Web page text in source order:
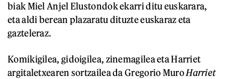
biak Miel Anjel Elustondok ekarri ditu euskarara,
eta aldi berean plazaratu dituzte euskaraz eta
gazteleraz.
Komikigilea, gidoigilea, zinemagilea eta Harriet
argitaletxearen sortzailea da Gregorio MuroHarriet